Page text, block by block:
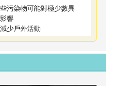
污染物可能對極少數異
響
少戶外活動